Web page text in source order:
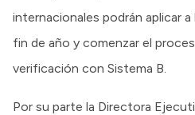
internacionales podrán aplicar
fin de año y comenzar el
verificación con Sistema B.
Por su parte la Directora